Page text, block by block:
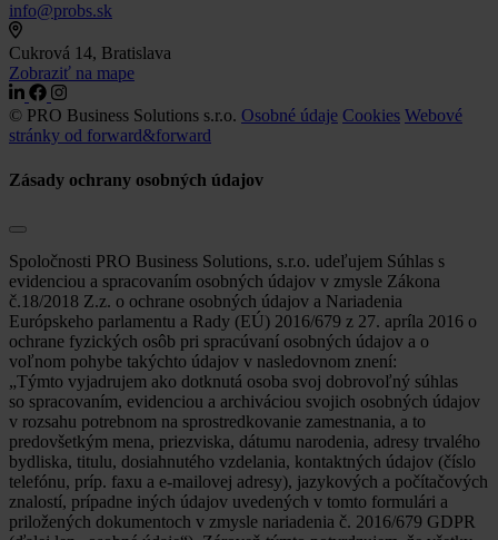
info@probs.sk
Cukrová 14, Bratislava
Zobraziť na mape
© PRO Business Solutions s.r.o. Osobné údaje Cookies Webové
stránky od forward&forward
Zásady ochrany osobných údajov
Spoločnosti PRO Business Solutions, s.r.o. udeľujem Súhlas s
evidenciou a spracovaním osobných údajov v zmysle Zákona
č.18/2018 Z.z. o ochrane osobných údajov a Nariadenia
Európskeho parlamentu a Rady (EÚ) 2016/679 z 27. apríla 2016 o
ochrane fyzických osôb pri spracúvaní osobných údajov a o
voľnom pohybe takýchto údajov v nasledovnom znení:
„Týmto vyjadrujem ako dotknutá osoba svoj dobrovoľný súhlas
so spracovaním, evidenciou a archiváciou svojich osobných údajov
v rozsahu potrebnom na sprostredkovanie zamestnania, a to
predovšetkým mena, priezviska, dátumu narodenia, adresy trvalého
bydliska, titulu, dosiahnutého vzdelania, kontaktných údajov (číslo
telefónu, príp. faxu a e-mailovej adresy), jazykových a počítačových
znalostí, prípadne iných údajov uvedených v tomto formulári a
priložených dokumentoch v zmysle nariadenia č. 2016/679 GDPR